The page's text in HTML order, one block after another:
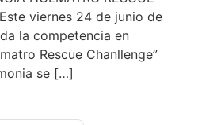
viernes 24 de junio de
la competencia en
Rescue Chanllenge”
se […]